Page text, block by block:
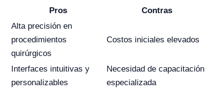
Pros
Contras
Alta precisión en
procedimientos
quirúrgicos
Costos iniciales elevados
Interfaces intuitivas y
personalizables
Necesidad de capacitación
especializada